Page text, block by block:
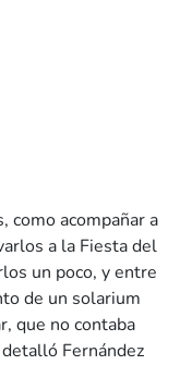
como acompañar a
a la Fiesta del
un poco, y entre
de un solarium
que no contaba
Fernández